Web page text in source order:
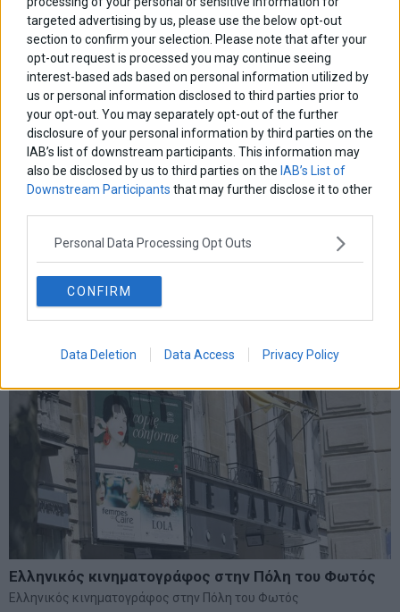
targeted advertising by us, please use the below opt-out
section to confirm your selection. Please note that after your
opt-out request is processed you may continue seeing
interest-based ads based on personal information utilized by
us or personal information disclosed to third parties prior to
your opt-out. You may separately opt-out of the further
disclosure of your personal information by third parties on the
IAB’s list of downstream participants. This information may
also be disclosed by us to third parties on the IAB’s List of
Downstream Participants that may further disclose it to other
Personal Data Processing Opt Outs
CONFIRM
Data Deletion Data Access Privacy Policy
Before Midnight: O Tζέσι και η Σελίν μαζί ξανά στη
μεγάλη οθόνη, αυτή τη φορά στην Ελλάδα
Before Midnight: o Tζέσι και η Σελίν μαζί ξανά στη μεγάλη οθόνη,
αυτή τη φορά στην Ελλάδα
Ελληνικός κινηματογράφος στην Πόλη του Φωτός
Ελληνικός κινηματογράφος στην Πόλη του Φωτός